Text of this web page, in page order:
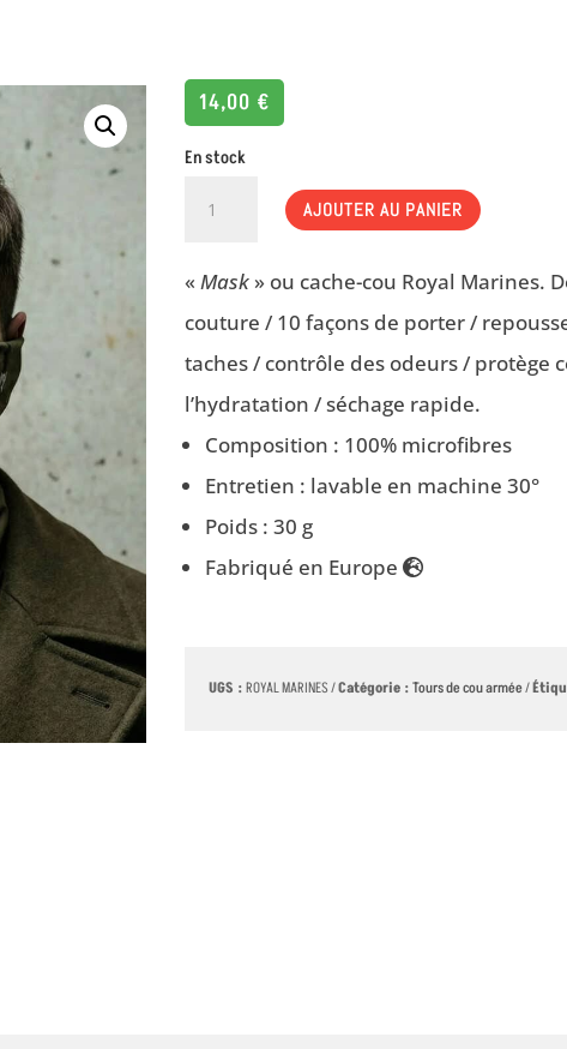
14,00 €
En stock
AJOUTER AU PANIER
«Mask » ou cache-cou Royal Marines.
couture / 10 façons de porter /
taches / contrôle des odeurs / protège
l’hydratation / séchage rapide.
Composition : 100% microfibres
Entretien : lavable en machine 30°
Poids : 30 g
Fabriqué en Europe
UGS :ROYAL MARINES Catégorie :Tours de cou armée